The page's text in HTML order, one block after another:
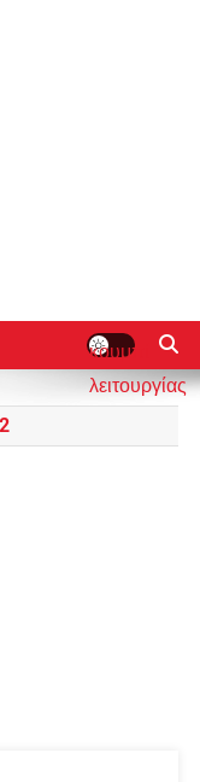
κουμπί
λειτουργίας